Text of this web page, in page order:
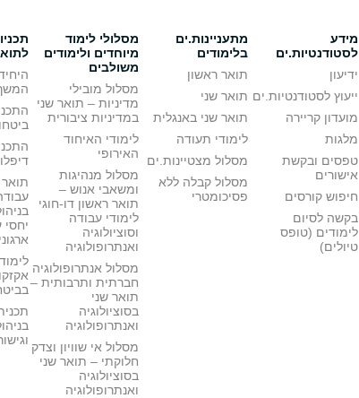
מידע
לסטודנטיות.ים
ידיעון
ייעוץ לסטודנטיות.ים
מועדון קריירה
מלגות
טפסים ובקשת
אישורים
חיפוש קורסים
בקשה לסיום
לימודים (טופס
טיולים)
מתעניינות.ים
בלימודים
תואר ראשון
תואר שני
תואר שני באנגלית
לימודי תעודה
מסלול מצטיינות.ים
מסלול קבלה ללא
פסיכומטרי
מסלולי לימוד
מיוחדים ולימודים
משולבים
מסלול מובילי
מדיניות – תואר שני
במדיניות ציבורית
לימודי האיחוד
האירופי
מסלול מנהיגות
ומשאבי אנוש –
תואר ראשון דו-חוגי
לימודי עבודה
וסוציולוגיה
ואנתרופולוגיה
מסלול אנתרופולוגיה
חברתית ותרבותית –
תואר שני
בסוציולוגיה
ואנתרופולוגיה
מסלול אי שוויון וצדק
חלוקתי – תואר שני
בסוציולוגיה
ואנתרופולוגיה
תואר
יחסי
ארגוני